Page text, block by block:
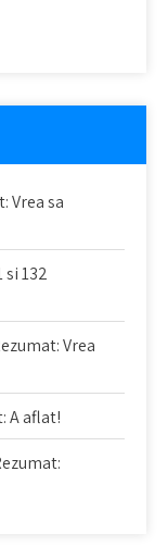
Vrea sa
132
Vrea
A aflat!